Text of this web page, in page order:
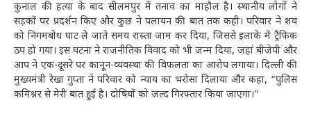
कुनाल की हत्या के बाद सीलमपुर में तनाव का माहौल है। स्थानीय लोगों ने
सड़कों पर प्रदर्शन किए और कुछ ने पलायन की बात तक कही। परिवार ने शव
को निगमबोध घाट ले जाते समय रास्ता जाम कर दिया, जिससे इलाके में ट्रैफिक
ठप हो गया। इस घटना ने राजनीतिक विवाद को भी जन्म दिया, जहां बीजेपी और
आप ने एक-दूसरे पर कानून-व्यवस्था की विफलता का आरोप लगाया। दिल्ली की
मुख्यमंत्री रेखा गुप्ता ने परिवार को न्याय का भरोसा दिलाया और कहा, “पुलिस
कमिश्नर से मेरी बात हुई है। दोषियों को जल्द गिरफ्तार किया जाएगा।”